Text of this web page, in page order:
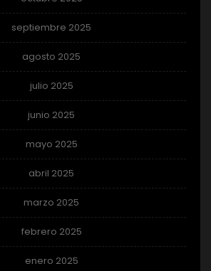
septiembre 2025
agosto 2025
julio 2025
junio 2025
mayo 2025
abril 2025
marzo 2025
febrero 2025
enero 2025